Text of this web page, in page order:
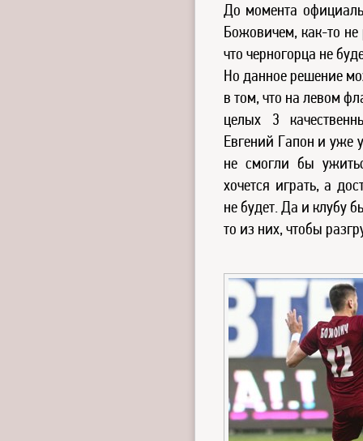
До момента
Божовичем, как-то
что черногорца не
Но данное решение
в том, что на левом
целых 3
Евгений Гапон и уже
не смогли бы
хочется играть, а
не будет. Да и клубу
то из них, чтобы